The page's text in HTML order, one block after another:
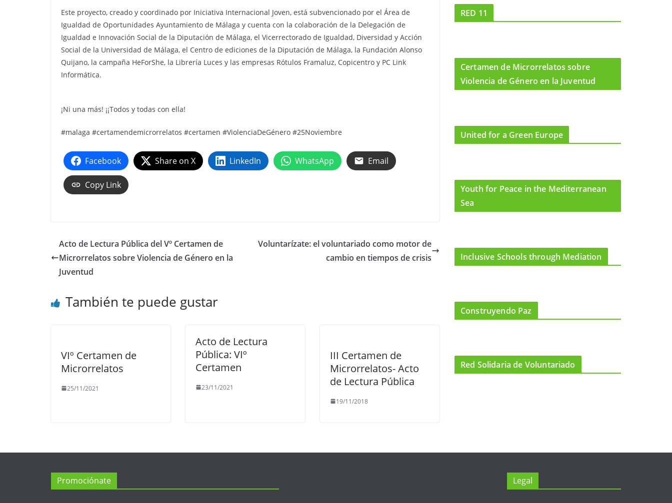
Este proyecto, creado y coordinado por Iniciativa Internacional Joven, está subvencionado por el Área de
Igualdad de Oportunidades Ayuntamiento de Málaga y cuenta con la colaboración de la Delegación de
Igualdad e Innovación Social de la Diputación de Málaga, el Vicerrectorado de Igualdad, Diversidad y Acción
Social de la Universidad de Málaga, el Centro de ediciones de la Diputación de Málaga, la Fundación Alonso
Quijano, la campaña HeForShe, la Librería Luces y las empresas Rótulos Framaluz, Copicentro y PC Link
Informática.
¡Ni una más! ¡¡Todos y todas con ella!
#malaga #certamendemicrorrelatos #certamen #ViolenciaDeGénero #25Noviembre
Facebook Share on X LinkedIn WhatsApp Email
Copy Link
Acto de Lectura Pública del Vº Certamen de
Microrrelatos sobre Violencia de Género en la
Juventud
Voluntarízate: el voluntariado como motor de
cambio en tiempos de crisis
También te puede gustar
VIº Certamen de
Microrrelatos
25/11/2021
Acto de Lectura
Pública: VIº
Certamen
23/11/2021
III Certamen de
Microrrelatos- Acto
de Lectura Pública
19/11/2018
RED 11
Certamen de Microrrelatos sobre
Violencia de Género en la Juventud
United for a Green Europe
Youth for Peace in the Mediterranean
Sea
Inclusive Schools through Mediation
Construyendo Paz
Red Solidaria de Voluntariado
Promociónate Legal